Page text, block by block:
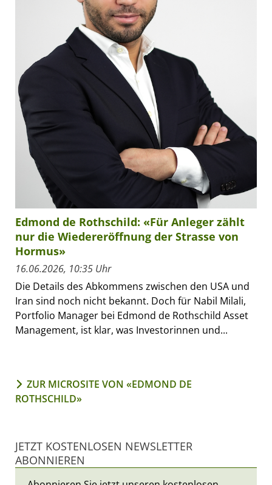
Edmond de Rothschild: «Für Anleger zählt
nur die Wiedereröffnung der Strasse von
Hormus»
16.06.2026, 10:35 Uhr
Die Details des Abkommens zwischen den USA und
Iran sind noch nicht bekannt. Doch für Nabil Milali,
Portfolio Manager bei Edmond de Rothschild Asset
Management, ist klar, was Investorinnen und...
ZUR MICROSITE VON «EDMOND DE
ROTHSCHILD»
JETZT KOSTENLOSEN NEWSLETTER
ABONNIEREN